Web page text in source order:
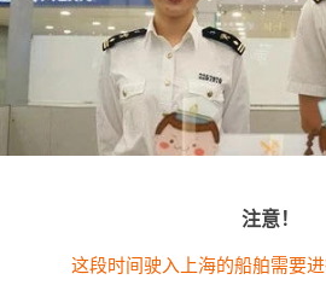
注意！
这段时间驶入上海的船舶需要进